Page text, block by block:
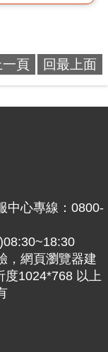
一頁 回最上面
中心專線：0800-
，網頁瀏覽器建
度1024*768 以上